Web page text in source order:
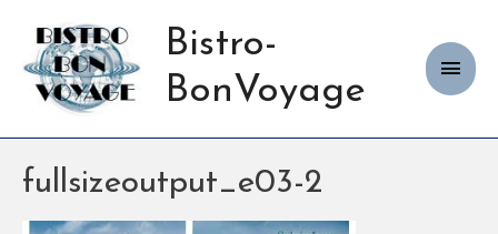
Bistro-
BonVoyage
fullsizeoutput_e03-2